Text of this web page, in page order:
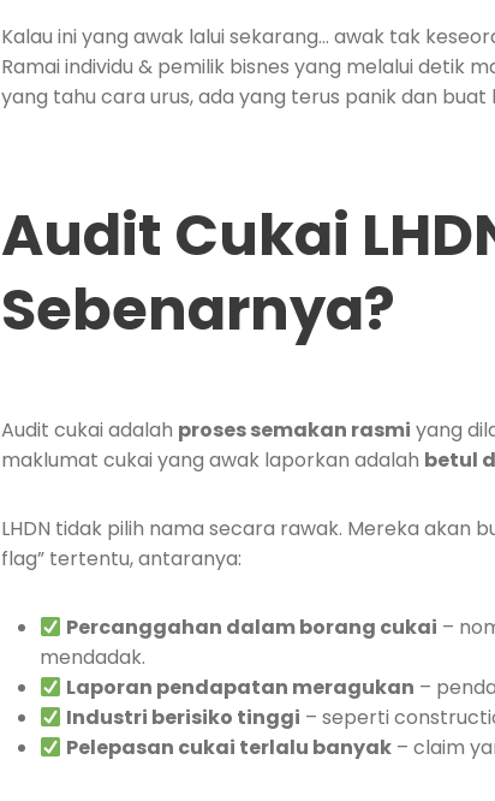
Kalau ini yang awak lalui sekarang… awak tak
Ramai individu & pemilik bisnes yang melalui detik
yang tahu cara urus, ada yang terus panik dan buat
Audit Cukai
Sebenarnya?
Audit cukai adalah proses semakan rasmi yang
maklumat cukai yang awak laporkan adalah betul
LHDN tidak pilih nama secara rawak. Mereka akan
flag” tertentu, antaranya:
Percanggahan dalam borang cukai –
mendadak.
Laporan pendapatan meragukan –
Industri berisiko tinggi – seperti
Pelepasan cukai terlalu banyak – claim